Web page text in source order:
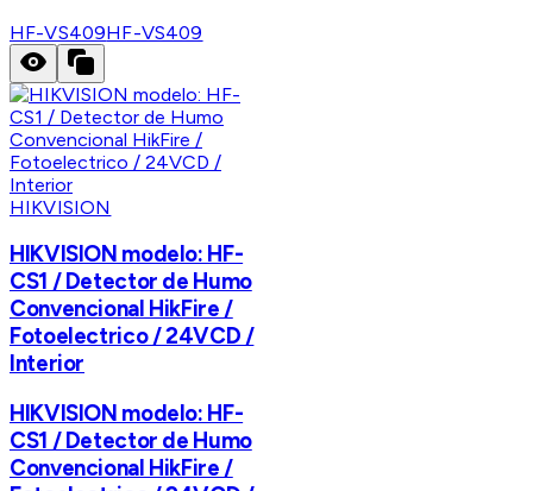
HF-VS409HF-VS409
HIKVISION
HIKVISION modelo: HF-
CS1 / Detector de Humo
Convencional HikFire /
Fotoelectrico / 24VCD /
Interior
HIKVISION modelo: HF-
CS1 / Detector de Humo
Convencional HikFire /